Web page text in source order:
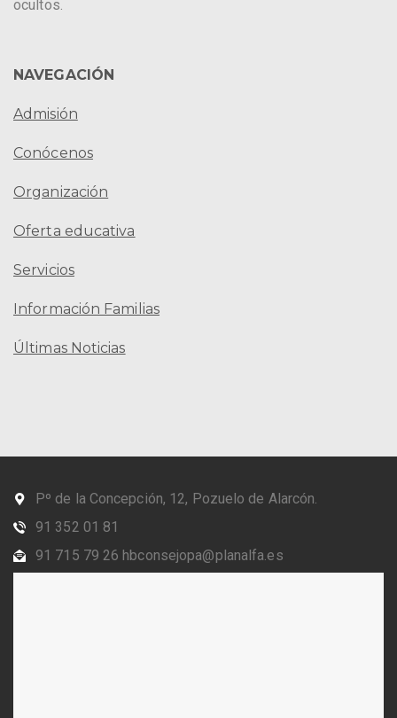
ocultos.
NAVEGACIÓN
Admisión
Conócenos
Organización
Oferta educativa
Servicios
Información Familias
Últimas Noticias
Pº de la Concepción, 12, Pozuelo de Alarcón.
91 352 01 81
91 715 79 26 hbconsejopa@planalfa.es